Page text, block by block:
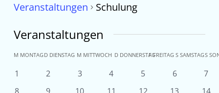
Veranstaltungen Schulung
Veranstaltungen
Kalender
von
M MONTAGD DIENSTAG M MITTWOCH D DONNERSTAG
FFREITAG SSAMSTAGS
0
1
0
2
0
3
0
4
0
5
0
6
0
7
0
0
0
0
0
0
0